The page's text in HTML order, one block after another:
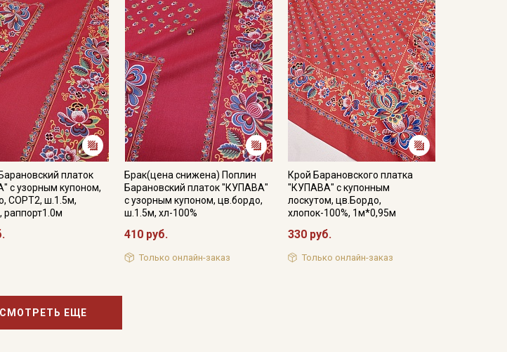
платок
с узорным купоном,
СОРТ2, ш.1.5м,
раппорт1.0м
Брак(цена снижена) Поплин
Барановский платок "КУПАВА"
с узорным купоном, цв.бордо,
ш.1.5м, хл-100%
410 руб.
Только онлайн-заказ
Крой Барановского платка
"КУПАВА" с купонным
лоскутом, цв.Бордо,
хлопок-100%, 1м*0,95м
330 руб.
Только онлайн-заказ
ЕЩЕ
обработки персональных
на обработку персональных
рекламных и